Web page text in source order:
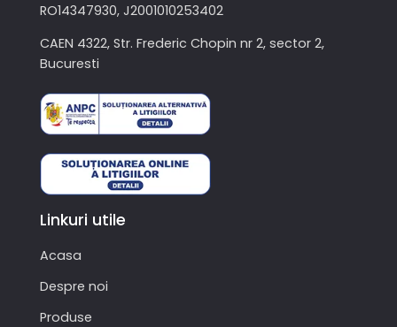
RO14347930, J2001010253402
CAEN 4322, Str. Frederic Chopin nr 2, sector 2,
Bucuresti
Linkuri utile
Acasa
Despre noi
Produse